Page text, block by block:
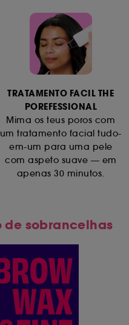
TRATAMENTO FACIL THE
POREFESSIONAL
Mima os teus poros com
um tratamento facial tudo-
em-um para uma pele
com aspeto suave — em
apenas 30 minutos.
de sobrancelhas